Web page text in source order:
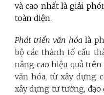
và cao nhất là giải
toàn diện.
Phát triển văn hóa là
bộ các thành tố cấu
nâng cao hiệu quả
văn hóa, từ xây dựng
xây dựng tư tưởng, đạo